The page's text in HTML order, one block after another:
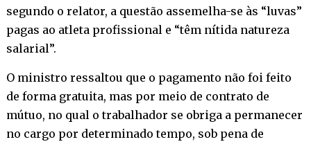
segundo o relator, a questão assemelha-se às “luvas”
pagas ao atleta profissional e “têm nítida natureza
salarial”.
O ministro ressaltou que o pagamento não foi feito
de forma gratuita, mas por meio de contrato de
mútuo, no qual o trabalhador se obriga a permanecer
no cargo por determinado tempo, sob pena de